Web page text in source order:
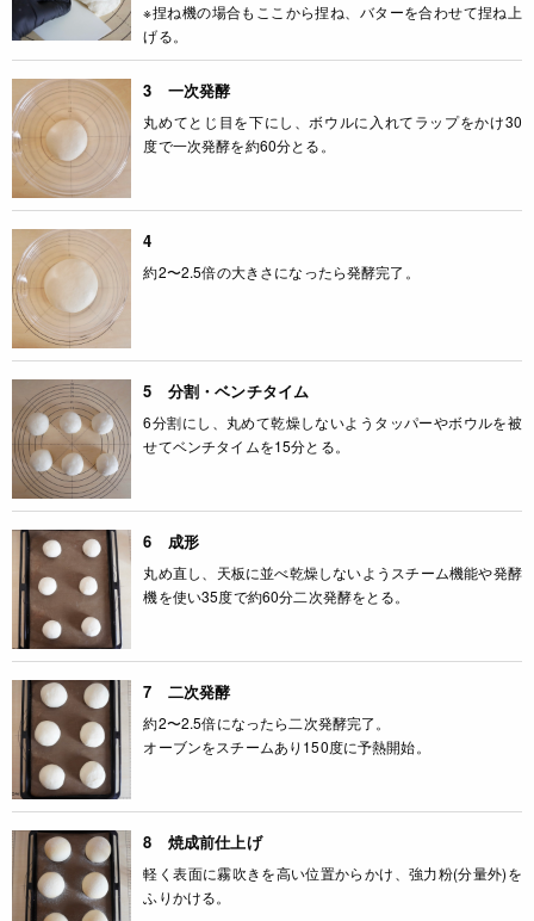
※捏ね機の場合もここから捏ね、バターを合わせて捏ね上
げる。
3 一次発酵
丸めてとじ目を下にし、ボウルに入れてラップをかけ30
度で一次発酵を約60分とる。
4
約2〜2.5倍の大きさになったら発酵完了。
5 分割・ベンチタイム
6分割にし、丸めて乾燥しないようタッパーやボウルを被
せてベンチタイムを15分とる。
6 成形
丸め直し、天板に並べ乾燥しないようスチーム機能や発酵
機を使い35度で約60分二次発酵をとる。
7 二次発酵
約2〜2.5倍になったら二次発酵完了。
オーブンをスチームあり150度に予熱開始。
8 焼成前仕上げ
軽く表面に霧吹きを高い位置からかけ、強力粉(分量外)を
ふりかける。